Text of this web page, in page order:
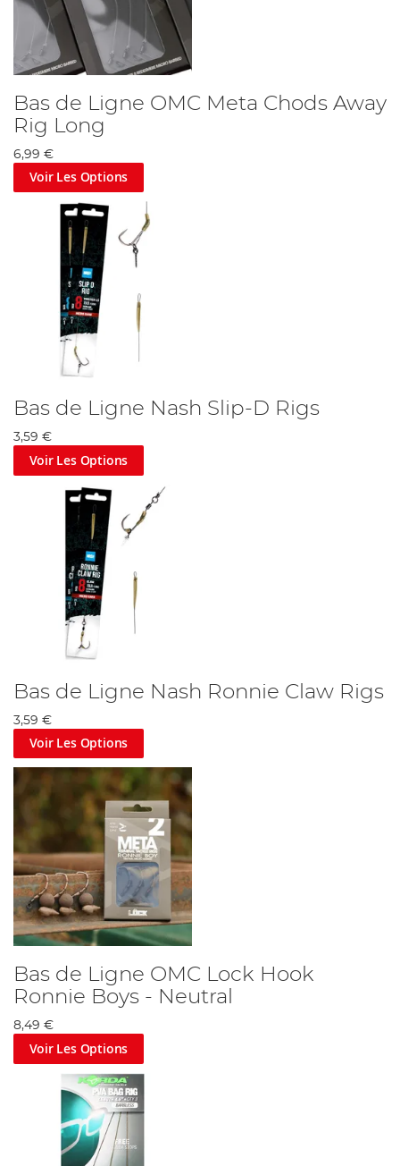
Bas de Ligne OMC Meta Chods Away
Rig Long
6,99 €
Voir Les Options
Bas de Ligne Nash Slip-D Rigs
3,59 €
Voir Les Options
Bas de Ligne Nash Ronnie Claw Rigs
3,59 €
Voir Les Options
Bas de Ligne OMC Lock Hook
Ronnie Boys - Neutral
8,49 €
Voir Les Options